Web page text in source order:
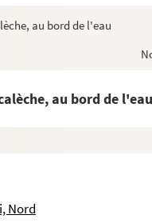
au bord de l'eau
au bord de l'eau
Nord
dont Mme Maroniez
dans sa chambre avec bébé